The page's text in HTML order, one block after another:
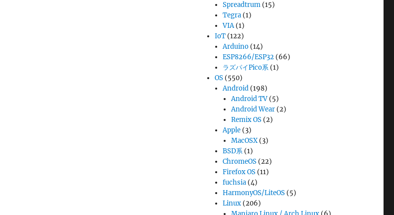
Spreadtrum (15)
Tegra (1)
VIA(1)
IoT (122)
Arduino (14)
ESP8266/ESP32 (66)
ラズパイPico系 (1)
OS (550)
Android (198)
Android TV(5)
Android Wear(2)
Remix OS(2)
Apple (3)
MacOSX(3)
BSD系 (1)
ChromeOS (22)
Firefox OS (11)
fuchsia (4)
HarmonyOS/LiteOS (5)
Linux (206)